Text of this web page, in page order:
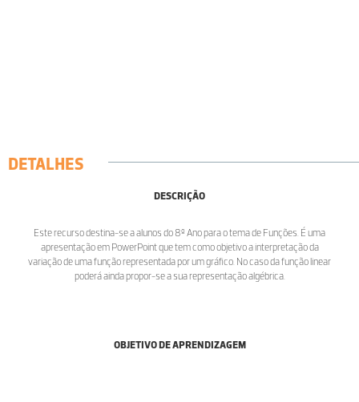
DETALHES
DESCRIÇÃO
Este recurso destina-se a alunos do 8º Ano para o tema de Funções. É uma
apresentação em PowerPoint que tem como objetivo a interpretação da
variação de uma função representada por um gráfico. No caso da função linear
poderá ainda propor-se a sua representação algébrica.
OBJETIVO DE APRENDIZAGEM